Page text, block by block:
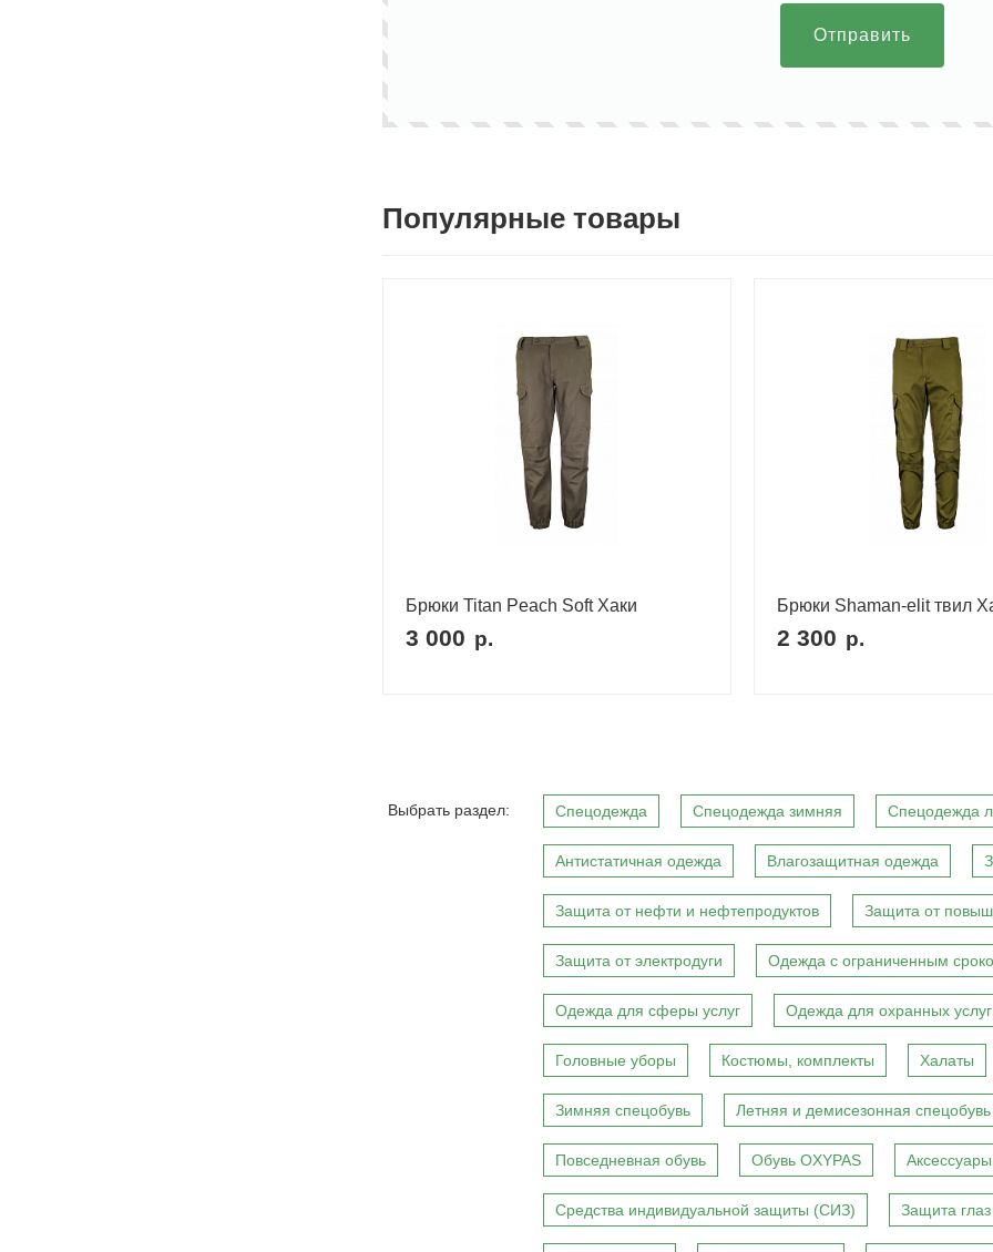
Отправить
Популярные товары
Брюки Titan Peach Soft Хаки
3 000 р.
Брюки Shaman-elit твил
2 300 р.
Выбрать раздел: Спецодежда Спецодежда зимняя Спецодежда
Антистатичная одежда Влагозащитная одежда
Защита от нефти и нефтепродуктов Защита от
Защита от электродуги Одежда с ограниченным
Одежда для сферы услуг Одежда для охранных услуг
Головные уборы Костюмы, комплекты Халаты
Зимняя спецобувь Летняя и демисезонная спецобувь
Повседневная обувь Обувь OXYPAS Аксессуары
Средства индивидуальной защиты (СИЗ) Защита